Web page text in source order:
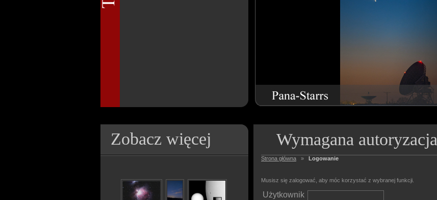
Zobacz więcej Wymagana autoryzacja
Strona główna » Logowanie
Musisz się zalogować, aby móc korzystać z wybranej funkcji.
Użytkownik